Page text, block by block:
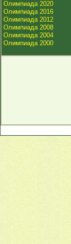
Олимпиада 2020
Олимпиада 2016
Олимпиада 2012
Олимпиада 2008
Олимпиада 2004
Олимпиада 2000